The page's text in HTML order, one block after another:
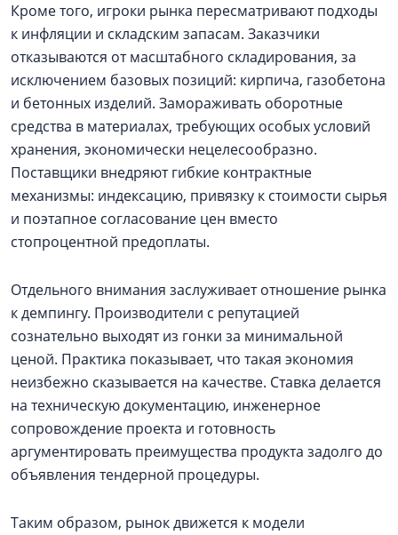
Кроме того, игроки рынка пересматривают подходы
к инфляции и складским запасам. Заказчики
отказываются от масштабного складирования, за
исключением базовых позиций: кирпича, газобетона
и бетонных изделий. Замораживать оборотные
средства в материалах, требующих особых условий
хранения, экономически нецелесообразно.
Поставщики внедряют гибкие контрактные
механизмы: индексацию, привязку к стоимости сырья
и поэтапное согласование цен вместо
стопроцентной предоплаты.
Отдельного внимания заслуживает отношение рынка
к демпингу. Производители с репутацией
сознательно выходят из гонки за минимальной
ценой. Практика показывает, что такая экономия
неизбежно сказывается на качестве. Ставка делается
на техническую документацию, инженерное
сопровождение проекта и готовность
аргументировать преимущества продукта задолго до
объявления тендерной процедуры.
Таким образом, рынок движется к модели